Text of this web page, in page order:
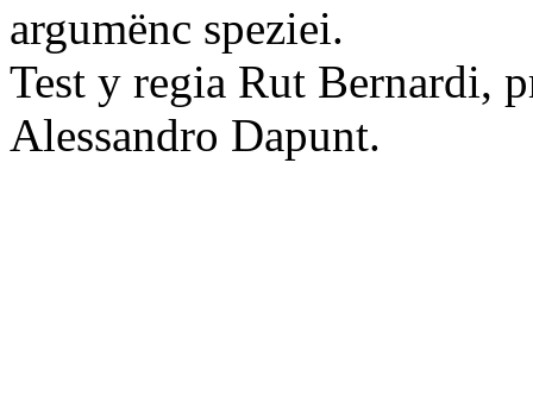
argumënc speziei.
Test y regia Rut Bernardi,
Alessandro Dapunt.